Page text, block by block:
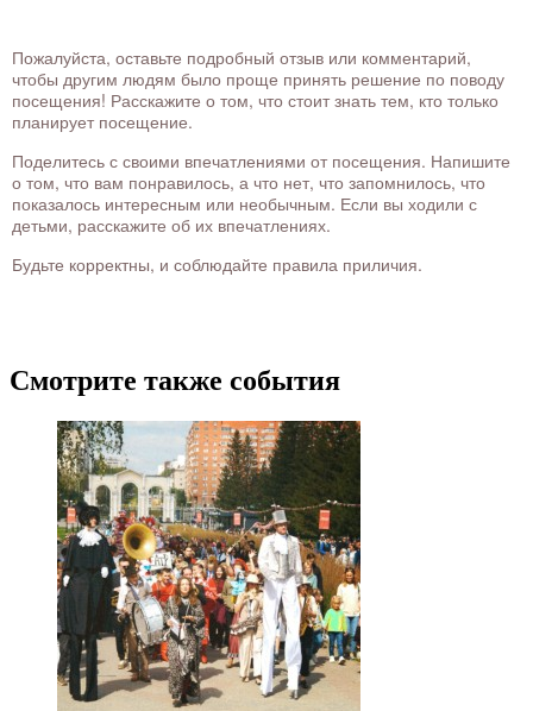
Пожалуйста, оставьте подробный отзыв или комментарий,
чтобы другим людям было проще принять решение по поводу
посещения! Расскажите о том, что стоит знать тем, кто только
планирует посещение.
Поделитесь с своими впечатлениями от посещения. Напишите
о том, что вам понравилось, а что нет, что запомнилось, что
показалось интересным или необычным. Если вы ходили с
детьми, расскажите об их впечатлениях.
Будьте корректны, и соблюдайте правила приличия.
Смотрите также события